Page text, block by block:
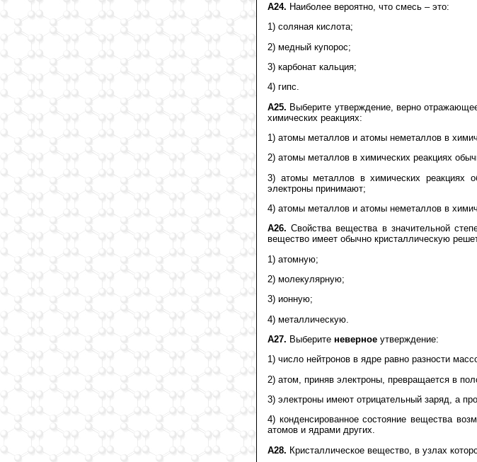
А24. Наиболее вероятно, что смесь – это:
1) соляная кислота;
2) медный купорос;
3) карбонат кальция;
4) гипс.
А25. Выберите утверждение, верно
химических реакциях:
1) атомы металлов и атомы неметаллов в
2) атомы металлов в химических реакциях
3) атомы металлов в химических реакциях
электроны принимают;
4) атомы металлов и атомы неметаллов в
А26. Свойства вещества в значительной
вещество имеет обычно кристаллическую
1) атомную;
2) молекулярную;
3) ионную;
4) металлическую.
А27. Выберите неверное утверждение:
1) число нейтронов в ядре равно разности
2) атом, приняв электроны, превращается в
3) электроны имеют отрицательный заряд, а
4) конденсированное состояние вещества
атомов и ядрами других.
А28. Кристаллическое вещество, в узлах